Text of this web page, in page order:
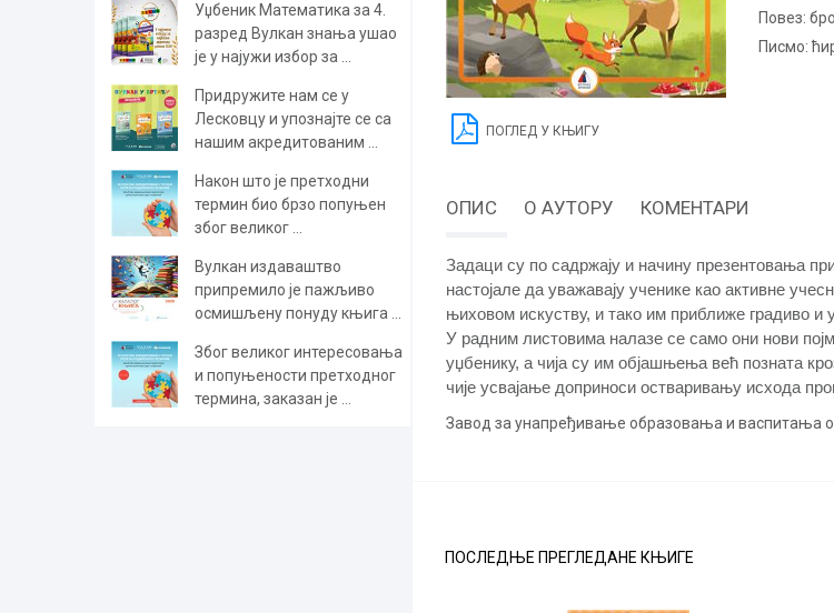
Уџбеник Математика за 4.
разред Вулкан знања ушао
је у најужи избор за ...
Придружите нам се у
Лесковцу и упознајте се са
нашим акредитованим ...
Након што је претходни
термин био брзо попуњен
због великог ...
Вулкан издаваштво
припремило је пажљиво
осмишљену понуду књига ...
Због великог интересовања
и попуњености претходног
термина, заказан је ...
ПОГЛЕД У КЊИГУ
повез:
Писмо:
ОПИС О АУТОРУ КОМЕНТАРИ
Задаци су по садржају и начину презентовања
настојале да уважавају ученике као активне
њиховом искуству, и тако им приближе градиво и
У радним листовима налазе се само они нови
уџбенику, а чија су им објашњења већ позната
чије усвајање доприноси остваривању исхода
Завод за унапређивање образовања и васпитања
ПОСЛЕДЊЕ ПРЕГЛЕДАНЕ КЊИГЕ